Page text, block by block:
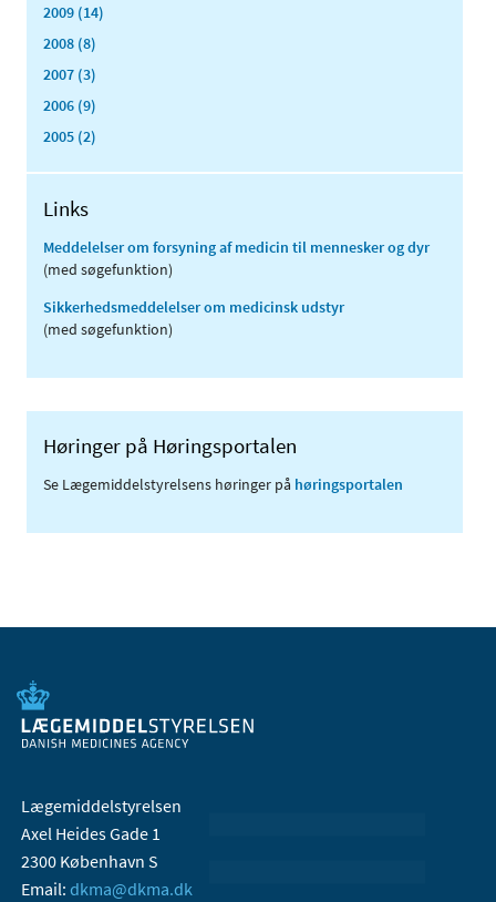
2009 (14)
2008 (8)
2007 (3)
2006 (9)
2005 (2)
Links
Meddelelser om forsyning af medicin til mennesker og dyr
(med søgefunktion)
Sikkerhedsmeddelelser om medicinsk udstyr
(med søgefunktion)
Høringer på Høringsportalen
Se Lægemiddelstyrelsens høringer på høringsportalen
Lægemiddelstyrelsen
Axel Heides Gade 1
2300 København S
Email: dkma@dkma.dk